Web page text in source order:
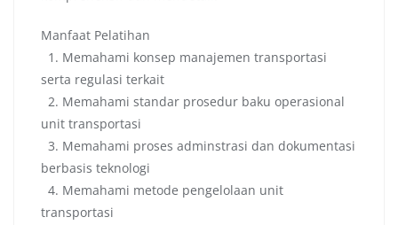
Manfaat Pelatihan
1. Memahami konsep manajemen transportasi
serta regulasi terkait
2. Memahami standar prosedur baku operasional
unit transportasi
3. Memahami proses adminstrasi dan dokumentasi
berbasis teknologi
4. Memahami metode pengelolaan unit
transportasi